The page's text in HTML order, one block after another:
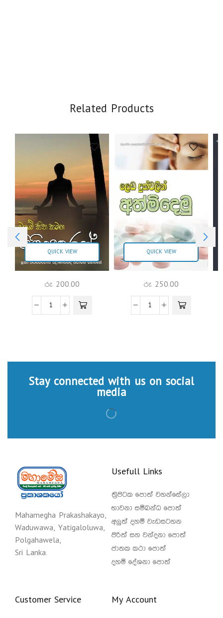
Related Products
QUICK VIEW
රු 200.00
QUICK VIEW
රු 250.00
Stay connected with us on social
media
Mahamegha Prakashakayo,
Waduwawa, Yatigaloluwa,
Polgahawela,
Sri Lanka.
Usefull Links
ත්‍රිපිටක පොත් වහන්සේලා
භාවනා සම්බන්ධ පොත්
අලුත් දහම් වැඩසටහන
පිරිත් සහ වන්දනා පොත්
ජාතක කථා පොත්
දහම් දේශනා පොත්
Customer Service My Account